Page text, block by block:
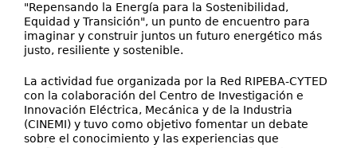
"Repensando la Energía para la Sostenibilidad,
Equidad y Transición", un punto de encuentro para
imaginar y construir juntos un futuro energético más
justo, resiliente y sostenible.
La actividad fue organizada por la Red RIPEBA-CYTED
con la colaboración del Centro de Investigación e
Innovación Eléctrica, Mecánica y de la Industria
(CINEMI) y tuvo como objetivo fomentar un debate
sobre el conocimiento y las experiencias que